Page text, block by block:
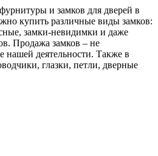
и замков для дверей в
купить различные виды замков:
замки-невидимки и даже
Продажа замков – не
нашей деятельности. Также в
глазки, петли, дверные